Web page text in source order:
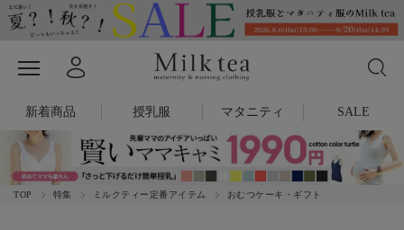
新着商品 授乳服 マタニティ SALE
TOP 特集 ミルクティー定番アイテム おむつケーキ・ギフト